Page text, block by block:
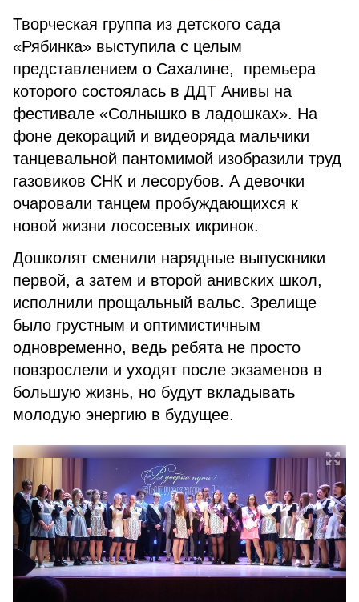
Творческая группа из детского сада
«Рябинка» выступила с целым
представлением о Сахалине, премьера
которого состоялась в ДДТ Анивы на
фестивале «Солнышко в ладошках». На
фоне декораций и видеоряда мальчики
танцевальной пантомимой изобразили труд
газовиков СНК и лесорубов. А девочки
очаровали танцем пробуждающихся к
новой жизни лососевых икринок.
Дошколят сменили нарядные выпускники
первой, а затем и второй анивских школ,
исполнили прощальный вальс. Зрелище
было грустным и оптимистичным
одновременно, ведь ребята не просто
повзрослели и уходят после экзаменов в
большую жизнь, но будут вкладывать
молодую энергию в будущее.